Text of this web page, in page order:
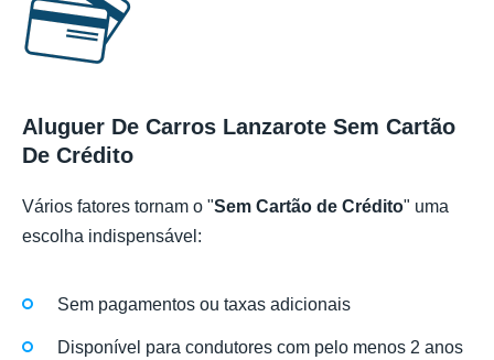
Aluguer De Carros Lanzarote Sem Cartão
De Crédito
Vários fatores tornam o "Sem Cartão de Crédito" uma
escolha indispensável:
Sem pagamentos ou taxas adicionais
Disponível para condutores com pelo menos 2 anos